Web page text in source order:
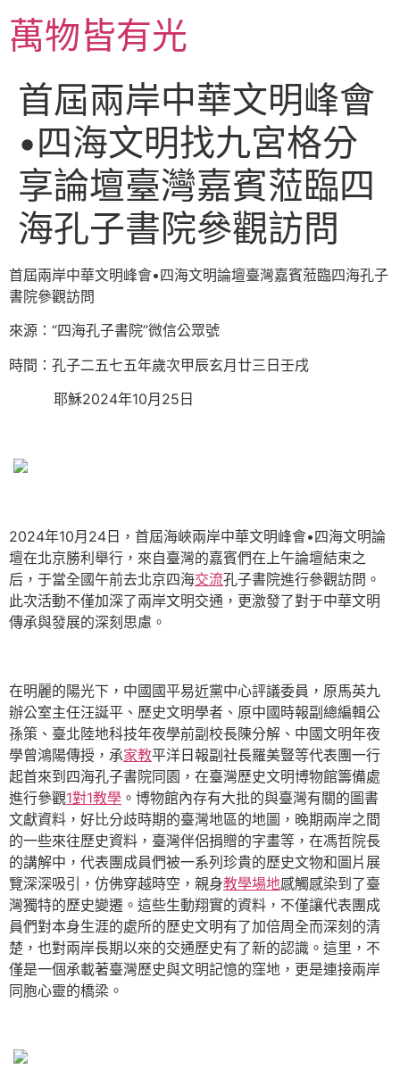
主萬物皆有光
首屆兩岸中華文明峰會
•四海文明找九宮格分
享論壇臺灣嘉賓蒞臨四
海孔子書院參觀訪問
首屆兩岸中華文明峰會•四海文明論壇臺灣嘉賓蒞臨四海孔子
書院參觀訪問
來源：“四海孔子書院”微信公眾號
時間：孔子二五七五年歲次甲辰玄月廿三日壬戌
耶穌2024年10月25日
2024年10月24日，首屆海峽兩岸中華文明峰會•四海文明論
壇在北京勝利舉行，來自臺灣的嘉賓們在上午論壇結束之
后，于當全國午前去北京四海交流孔子書院進行參觀訪問。
此次活動不僅加深了兩岸文明交通，更激發了對于中華文明
傳承與發展的深刻思慮。
在明麗的陽光下，中國國平易近黨中心評議委員，原馬英九
辦公室主任汪誕平、歷史文明學者、原中國時報副總編輯公
孫策、臺北陸地科技年夜學前副校長陳分解、中國文明年夜
學曾鴻陽傳授，承家教平洋日報副社長羅美豎等代表團一行
起首來到四海孔子書院同園，在臺灣歷史文明博物館籌備處
進行參觀1對1教學 。博物館內存有大批的與臺灣有關的圖書
文獻資料，好比分歧時期的臺灣地區的地圖，晚期兩岸之間
的一些來往歷史資料，臺灣伴侶捐贈的字畫等，在馮哲院長
的講解中，代表團成員們被一系列珍貴的歷史文物和圖片展
覽深深吸引，仿佛穿越時空，親身教學場地感觸感染到了臺
灣獨特的歷史變遷。這些生動翔實的資料，不僅讓代表團成
員們對本身生涯的處所的歷史文明有了加倍周全而深刻的清
楚，也對兩岸長期以來的交通歷史有了新的認識。這里，不
僅是一個承載著臺灣歷史與文明記憶的窪地，更是連接兩岸
同胞心靈的橋梁。